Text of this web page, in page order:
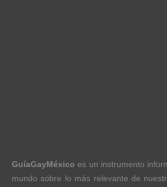
GuíaGayMéxico es un instrumento
mundo sobre lo más relevante de